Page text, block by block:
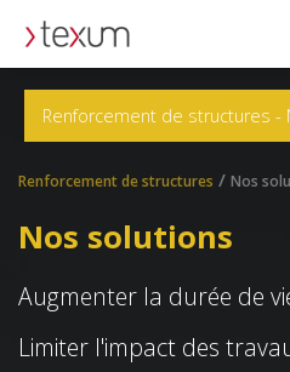
Renforcement de structures -
Renforcement de structures / Nos
Nos solutions
Augmenter la durée de
Limiter l'impact des